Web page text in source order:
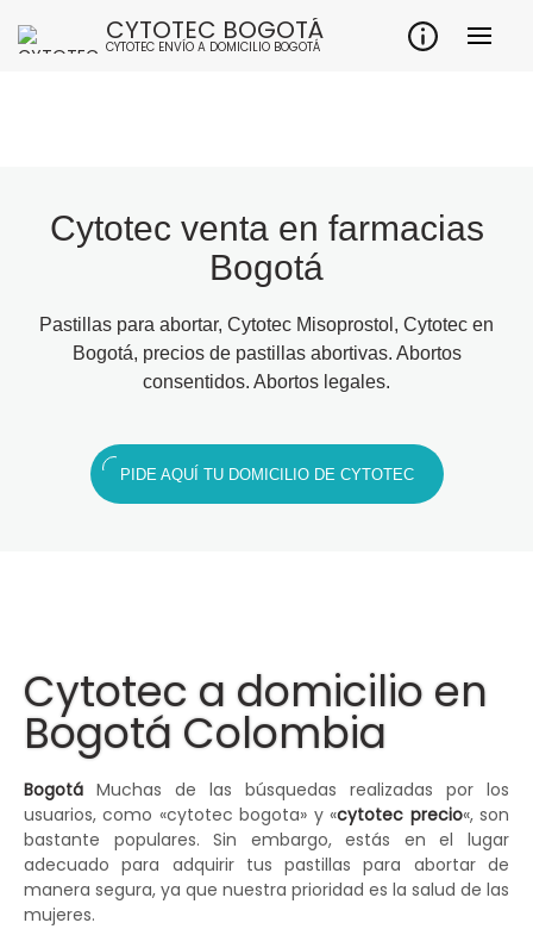
CYTOTEC BOGOTÁ
CYTOTEC ENVÍO A DOMICILIO BOGOTÁ
Cytotec venta en farmacias
Bogotá
Pastillas para abortar, Cytotec Misoprostol, Cytotec en
Bogotá, precios de pastillas abortivas. Abortos
consentidos. Abortos legales.
PIDE AQUÍ TU DOMICILIO DE CYTOTEC
Cytotec a domicilio en
Bogotá Colombia
Bogotá Muchas de las búsquedas realizadas por los
usuarios, como «cytotec bogota» y «cytotec precio«, son
bastante populares. Sin embargo, estás en el lugar
adecuado para adquirir tus pastillas para abortar de
manera segura, ya que nuestra prioridad es la salud de las
mujeres.